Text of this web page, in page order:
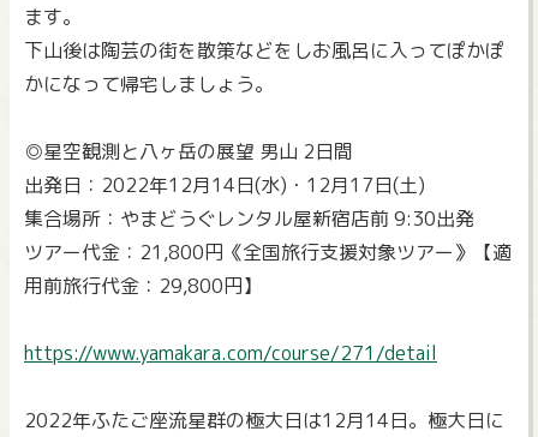
ます。
下山後は陶芸の街を散策などをしお風呂に入ってぽかぽ
かになって帰宅しましょう。
◎星空観測と八ヶ岳の展望 男山 2日間
出発日：2022年12月14日(水)・12月17日(土)
集合場所：やまどうぐレンタル屋新宿店前 9:30出発
ツアー代金：21,800円《全国旅行支援対象ツアー》【適
用前旅行代金：29,800円】
https://www.yamakara.com/course/271/detail
2022年ふたご座流星群の極大日は12月14日。極大日に